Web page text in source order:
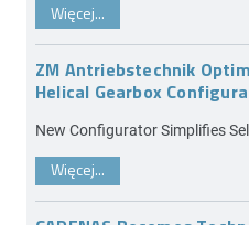
Więcej...
ZM Antriebstechnik
Helical Gearbox
New Configurator Simplifies
Więcej...